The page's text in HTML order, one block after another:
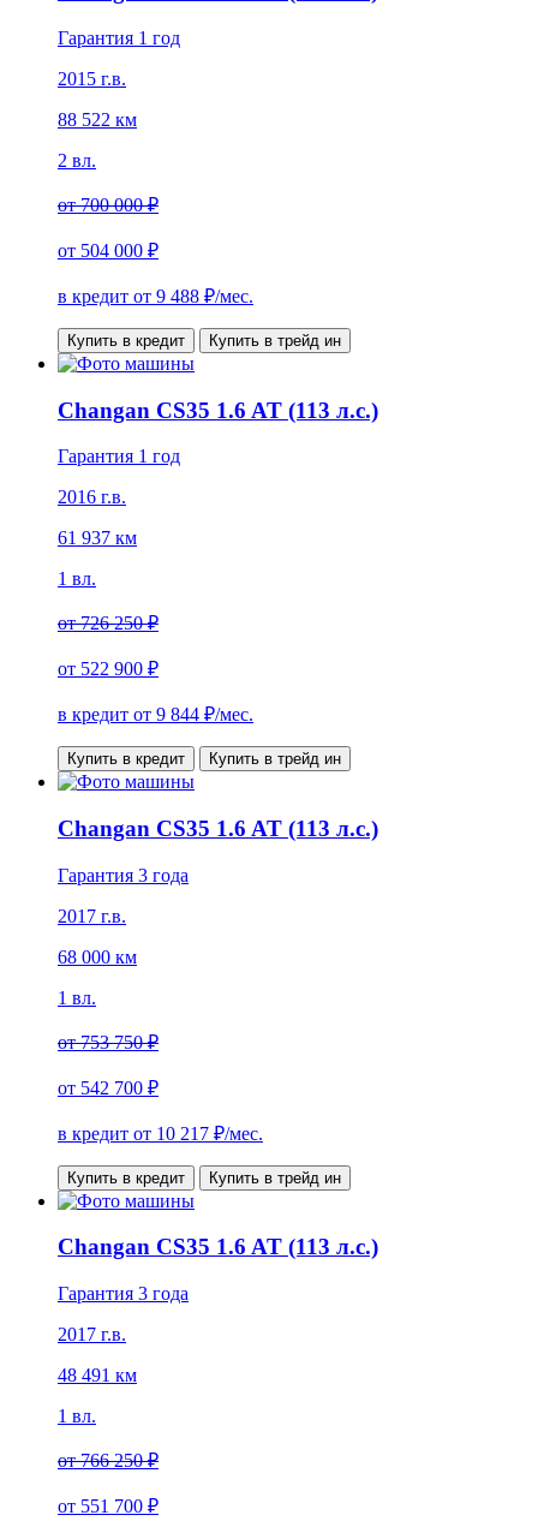
Гарантия 1 год
2015 г.в.
88 522 км
2 вл.
от700 000 ₽
от 504 000 ₽
в кредит от 9 488 ₽/мес.
Купить в кредит Купить в трейд ин
Changan CS35 1.6 AT (113 л.с.)
Гарантия 1 год
2016 г.в.
61 937 км
1 вл.
от726 250 ₽
от 522 900 ₽
в кредит от 9 844 ₽/мес.
Купить в кредит Купить в трейд ин
Changan CS35 1.6 AT (113 л.с.)
Гарантия 3 года
2017 г.в.
68 000 км
1 вл.
от753 750 ₽
от 542 700 ₽
в кредит от 10 217 ₽/мес.
Купить в кредит Купить в трейд ин
Changan CS35 1.6 AT (113 л.с.)
Гарантия 3 года
2017 г.в.
48 491 км
1 вл.
от766 250 ₽
от 551 700 ₽